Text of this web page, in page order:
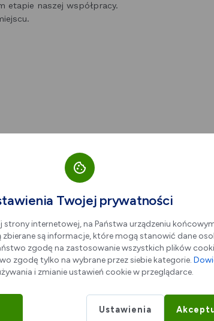
etapie naszej współpracy.
na jakość świadczonych przez mnie
ofertę, by sprostać wszelkim
Twojej prywatności
strony internetowej, na Państwa urządzeniu
są informacje, które mogą stanowić dane
zgodę na zastosowanie wszystkich plików
zgodę tylko na wybrane przez siebie kategorie.
i zmianie ustawień cookie w przeglądarce.
Ustawienia